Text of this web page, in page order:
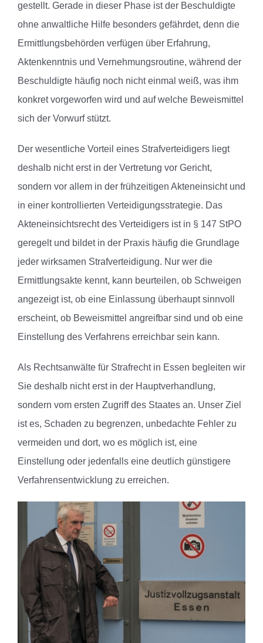
gestellt. Gerade in dieser Phase ist der Beschuldigte
ohne anwaltliche Hilfe besonders gefährdet, denn die
Ermittlungsbehörden verfügen über Erfahrung,
Aktenkenntnis und Vernehmungsroutine, während der
Beschuldigte häufig noch nicht einmal weiß, was ihm
konkret vorgeworfen wird und auf welche Beweismittel
sich der Vorwurf stützt.
Der wesentliche Vorteil eines Strafverteidigers liegt
deshalb nicht erst in der Vertretung vor Gericht,
sondern vor allem in der frühzeitigen Akteneinsicht und
in einer kontrollierten Verteidigungsstrategie. Das
Akteneinsichtsrecht des Verteidigers ist in § 147 StPO
geregelt und bildet in der Praxis häufig die Grundlage
jeder wirksamen Strafverteidigung. Nur wer die
Ermittlungsakte kennt, kann beurteilen, ob Schweigen
angezeigt ist, ob eine Einlassung überhaupt sinnvoll
erscheint, ob Beweismittel angreifbar sind und ob eine
Einstellung des Verfahrens erreichbar sein kann.
Als Rechtsanwälte für Strafrecht in Essen begleiten wir
Sie deshalb nicht erst in der Hauptverhandlung,
sondern vom ersten Zugriff des Staates an. Unser Ziel
ist es, Schaden zu begrenzen, unbedachte Fehler zu
vermeiden und dort, wo es möglich ist, eine
Einstellung oder jedenfalls eine deutlich günstigere
Verfahrensentwicklung zu erreichen.